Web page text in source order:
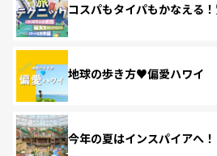
コスパもタイパもかなえる
地球の歩き方♥偏愛ハワイ
今年の夏はインスパイアへ！